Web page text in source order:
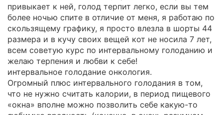
привыкает к ней, голод терпит легко, если вы тем
более ночью спите в отличие от меня, я работаю по
скользящему графику, я просто влезла в шорты 44
размера и в кучу своих вещей кот не носила 7 лет,
всем советую курс по интервальному голоданию и
желаю терпения и любви к себе!
интервальное голодание онкология.
Огромный плюс интервального голодания в том,
что не нужно считать калории, в период пищевого
«окна» вполне можно позволить себе какую-то